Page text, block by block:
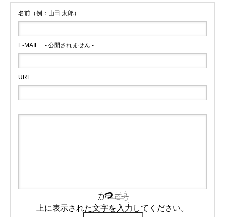
名前（例：山田 太郎）
E-MAIL - 公開されません -
URL
上に表示された文字を入力してください。